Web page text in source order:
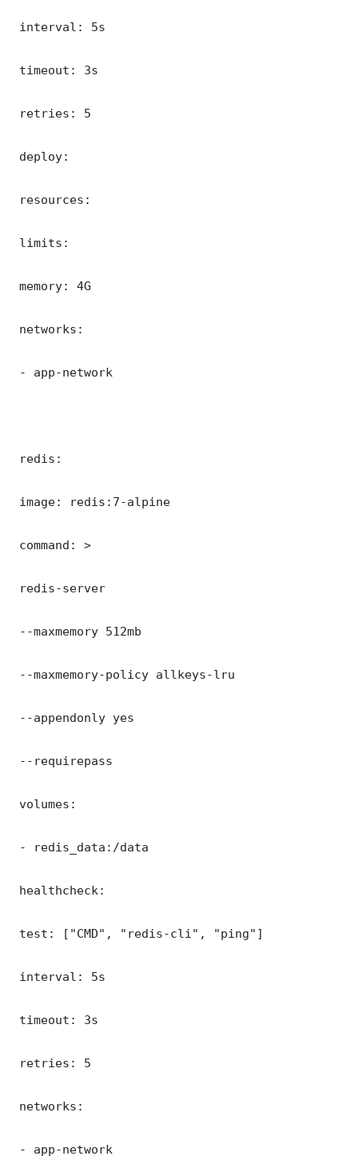
interval: 5s
timeout: 3s
retries: 5
deploy:
resources:
limits:
memory: 4G
networks:
- app-network
redis:
image: redis:7-alpine
command: >
redis-server
--maxmemory 512mb
--maxmemory-policy allkeys-lru
--appendonly yes
--requirepass
volumes:
- redis_data:/data
healthcheck:
test: ["CMD", "redis-cli", "ping"]
interval: 5s
timeout: 3s
retries: 5
networks:
- app-network